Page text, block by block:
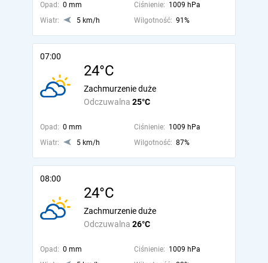
Opad: 0 mm Ciśnienie: 1009 hPa
Wiatr:
5 km/h Wilgotność: 91%
07:00
24°C
Odczuwalna 25°C
Zachmurzenie duże
Opad: 0 mm Ciśnienie: 1009 hPa
Wiatr:
5 km/h Wilgotność: 87%
08:00
24°C
Odczuwalna 26°C
Zachmurzenie duże
Opad: 0 mm Ciśnienie: 1009 hPa